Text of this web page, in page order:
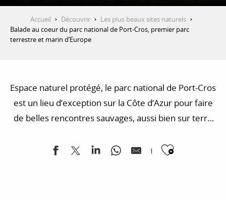
Accueil Découvrir
Les plus beaux sites naturels
Balade au coeur du parc national de Port-Cros, premier parc
terrestre et marin d’Europe
Espace naturel protégé, le parc national de Port-Cros
est un lieu d’exception sur la Côte d’Azur pour faire
de belles rencontres sauvages, aussi bien sur terre
promet une expérience unique au monde, et des